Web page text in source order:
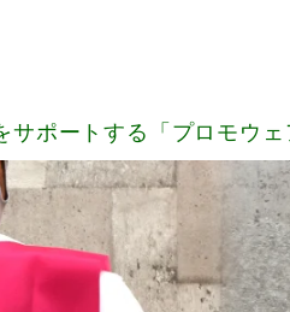
ポートする「プロモウェ